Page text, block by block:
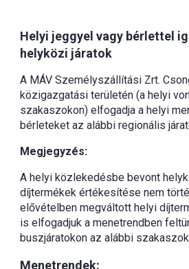
Helyi jeggyel vagy bérlettel
helyközi járatok
A MÁV Személyszállítási Zrt.
közigazgatási területén (a helyi
szakaszokon) elfogadja a helyi
bérleteket az alábbi regionális
Megjegyzés:
A helyi közlekedésbe bevont
díjtermékek értékesítése nem
elővételben megváltott helyi
is elfogadjuk a menetrendben
buszjáratokon az alábbi
Menetrendek: